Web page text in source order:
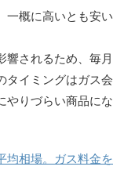
一概に高いとも安い
響されるため、毎月
タイミングはガス会
やりづらい商品にな
均相場。ガス料金を